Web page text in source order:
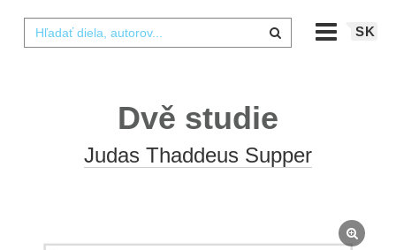
SK
Dvě studie
Judas Thaddeus Supper